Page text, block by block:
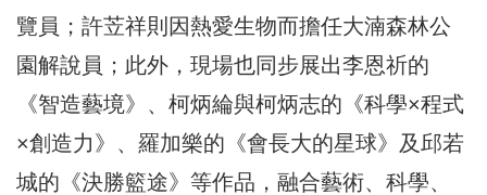
覽員；許苙祥則因熱愛生物而擔任大湳森林公
園解說員；此外，現場也同步展出李恩祈的
《智造藝境》、柯炳綸與柯炳志的《科學×程式
×創造力》、羅加樂的《會長大的星球》及邱若
城的《決勝籃途》等作品，融合藝術、科學、